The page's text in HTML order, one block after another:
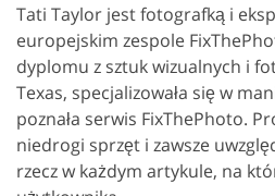
Tati Taylor jest fotografką i
europejskim zespole
dyplomu z sztuk wizualnych i
Texas, specjalizowała się w
poznała serwis FixThePhoto.
niedrogi sprzęt i zawsze
rzecz w każdym artykule, na